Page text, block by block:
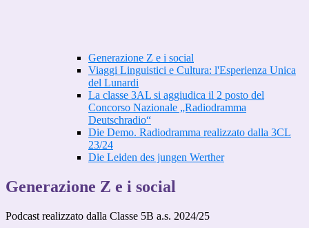
Generazione Z e i social
Viaggi Linguistici e Cultura: l'Esperienza Unica
del Lunardi
La classe 3AL si aggiudica il 2 posto del
Concorso Nazionale „Radiodramma
Deutschradio“
Die Demo. Radiodramma realizzato dalla 3CL
23/24
Die Leiden des jungen Werther
Generazione Z e i social
Podcast realizzato dalla Classe 5B a.s. 2024/25